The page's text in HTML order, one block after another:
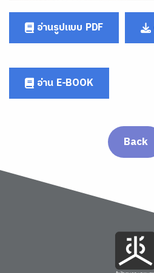
อ่านรูปแบบ PDF
อ่าน E-BOOK
Back